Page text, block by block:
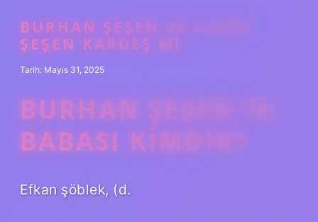
BURHAN ŞEŞEN VE İLHAN
ŞEŞEN KARDEŞ MI
Tarih: Mayıs 31, 2025
BURHAN ŞEŞEN’IN
BABASI KIMDIR?
Efkan şöblek, (d.